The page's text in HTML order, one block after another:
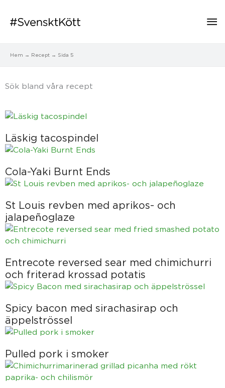
Hem Recept Sida 5
Sök bland våra recept​
Läskig tacospindel
Cola-Yaki Burnt Ends
St Louis revben med aprikos- och
jalapeñoglaze
Entrecote reversed sear med chimichurri
och friterad krossad potatis
Spicy bacon med sirachasirap och
äppelströssel
Pulled pork i smoker
Sida
Sida
SidaSida